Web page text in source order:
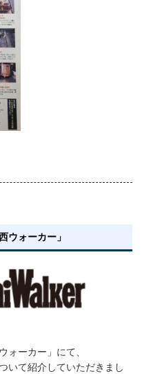
ウォーカー」
ォーカー」にて、
いて紹介していただきまし